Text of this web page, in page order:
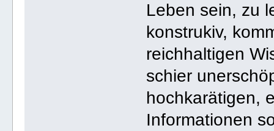
Leben sein, zu
konstrukiv,
reichhaltigen
schier
hochkarätigen,
Informationen